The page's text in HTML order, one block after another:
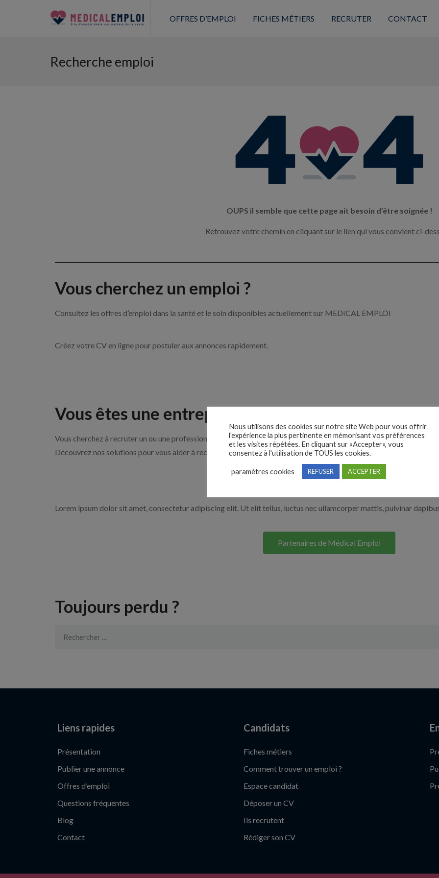
OFFRES D’EMPLOI FICHES MÉTIERS RECRUTER CONTACT
Recherche emploi
OUPS il semble que cette page ait besoin d’être soignée !
Retrouvez votre chemin en cliquant sur le lien qui vous convient ci-
Vous cherchez un emploi ?
Consultez les offres d’emploi dans la santé et le soin disponibles actuellement sur MEDICAL EMPLOI
Créez votre CV en ligne pour postuler aux annonces rapidement.
Vous êtes une entreprise ?
Vous cherchez à recruter un ou une professionnelle de santé par exemple un infirmier, un pharmacien ou encore un
Découvrez nos solutions pour vous aider à recruter en cliquant sur le bouton ci-dessous.
Nos solutions entreprises
Lorem ipsum dolor sit amet, consectetur adipiscing elit. Ut elit tellus, luctus nec ullamcorper mattis, pulvinar
Partenaires de Médical Emploi
Toujours perdu ?
Liens rapides
Présentation
Publier une annonce
Offres d’emploi
Questions fréquentes
Blog
Contact
Candidats
Fiches métiers
Comment trouver un emploi ?
Espace candidat
Déposer un CV
Ils recrutent
Rédiger son CV
Nous utilisons des cookies sur notre site Web pour vous offrir
l'expérience la plus pertinente en mémorisant vos préférences
et les visites répétées. En cliquant sur «Accepter», vous
consentez à l'utilisation de TOUS les cookies.
paramètres cookies REFUSER ACCEPTER